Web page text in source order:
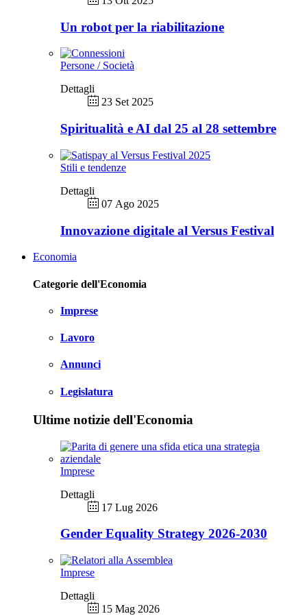
Un robot per la riabilitazione
Persone / Società
Dettagli
23 Set 2025
Spiritualità e AI dal 25 al 28 settembre
Stili e tendenze
Dettagli
07 Ago 2025
Innovazione digitale al Versus Festival
Economia
Categorie dell'Economia
Imprese
Lavoro
Annunci
Legislatura
Ultime notizie dell'Economia
Imprese
Dettagli
17 Lug 2026
Gender Equality Strategy 2026-2030
Imprese
Dettagli
15 Mag 2026